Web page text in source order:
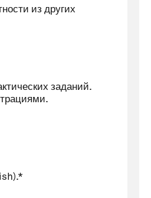
из других
заданий.